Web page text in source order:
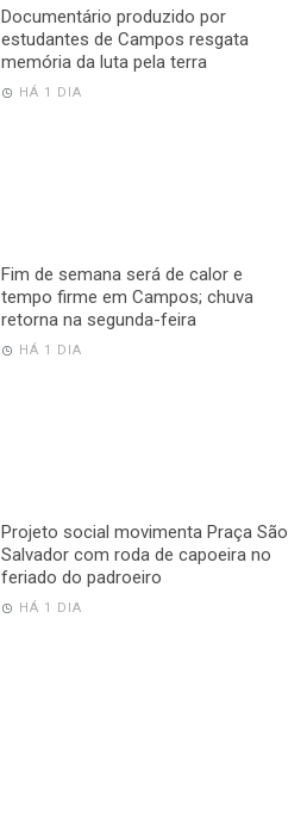
Documentário produzido por
estudantes de Campos resgata
memória da luta pela terra
HÁ 1 DIA
Fim de semana será de calor e
tempo firme em Campos; chuva
retorna na segunda-feira
HÁ 1 DIA
Projeto social movimenta Praça São
Salvador com roda de capoeira no
feriado do padroeiro
HÁ 1 DIA